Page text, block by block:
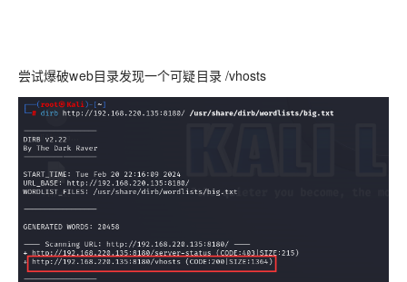
尝试爆破web目录发现一个可疑目录 /vhosts